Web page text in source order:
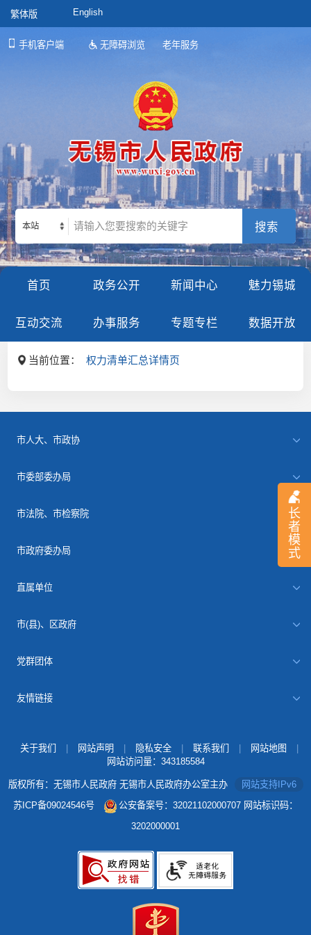
繁体版 English
手机客户端 无障碍浏览 老年服务
长
者
模
式
本站
首页 政务公开 新闻中心 魅力锡城
互动交流 办事服务 专题专栏 数据开放
当前位置： 权力清单汇总详情页
市人大、市政协
市委部委办局
市法院、市检察院
市政府委办局
直属单位
市(县)、区政府
党群团体
友情链接
关于我们 网站声明 隐私安全 联系我们 网站地图
网站访问量： 343185584
版权所有：无锡市人民政府 无锡市人民政府办公室主办
网站支持IPv6
苏ICP备09024546号
公安备案号：32021102000707 网站标识码：
3202000001